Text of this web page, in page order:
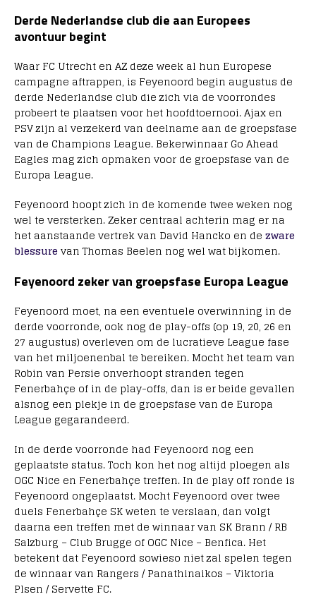
Derde Nederlandse club die aan Europees
avontuur begint
Waar FC Utrecht en AZ deze week al hun Europese
campagne aftrappen, is Feyenoord begin augustus de
derde Nederlandse club die zich via de voorrondes
probeert te plaatsen voor het hoofdtoernooi. Ajax en
PSV zijn al verzekerd van deelname aan de groepsfase
van de Champions League. Bekerwinnaar Go Ahead
Eagles mag zich opmaken voor de groepsfase van de
Europa League.
Feyenoord hoopt zich in de komende twee weken nog
wel te versterken. Zeker centraal achterin mag er na
het aanstaande vertrek van David Hancko en de zware
blessure van Thomas Beelen nog wel wat bijkomen.
Feyenoord zeker van groepsfase Europa League
Feyenoord moet, na een eventuele overwinning in de
derde voorronde, ook nog de play-offs (op 19, 20, 26 en
27 augustus) overleven om de lucratieve League fase
van het miljoenenbal te bereiken. Mocht het team van
Robin van Persie onverhoopt stranden tegen
Fenerbahçe of in de play-offs, dan is er beide gevallen
alsnog een plekje in de groepsfase van de Europa
League gegarandeerd.
In de derde voorronde had Feyenoord nog een
geplaatste status. Toch kon het nog altijd ploegen als
OGC Nice en Fenerbahçe treffen. In de play off ronde is
Feyenoord ongeplaatst. Mocht Feyenoord over twee
duels Fenerbahçe SK weten te verslaan, dan volgt
daarna een treffen met de winnaar van SK Brann / RB
Salzburg – Club Brugge of OGC Nice – Benfica. Het
betekent dat Feyenoord sowieso niet zal spelen tegen
de winnaar van Rangers / Panathinaikos – Viktoria
Plsen / Servette FC.